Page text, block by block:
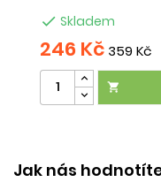
 Skladem
246 Kč 359 Kč

Jak nás